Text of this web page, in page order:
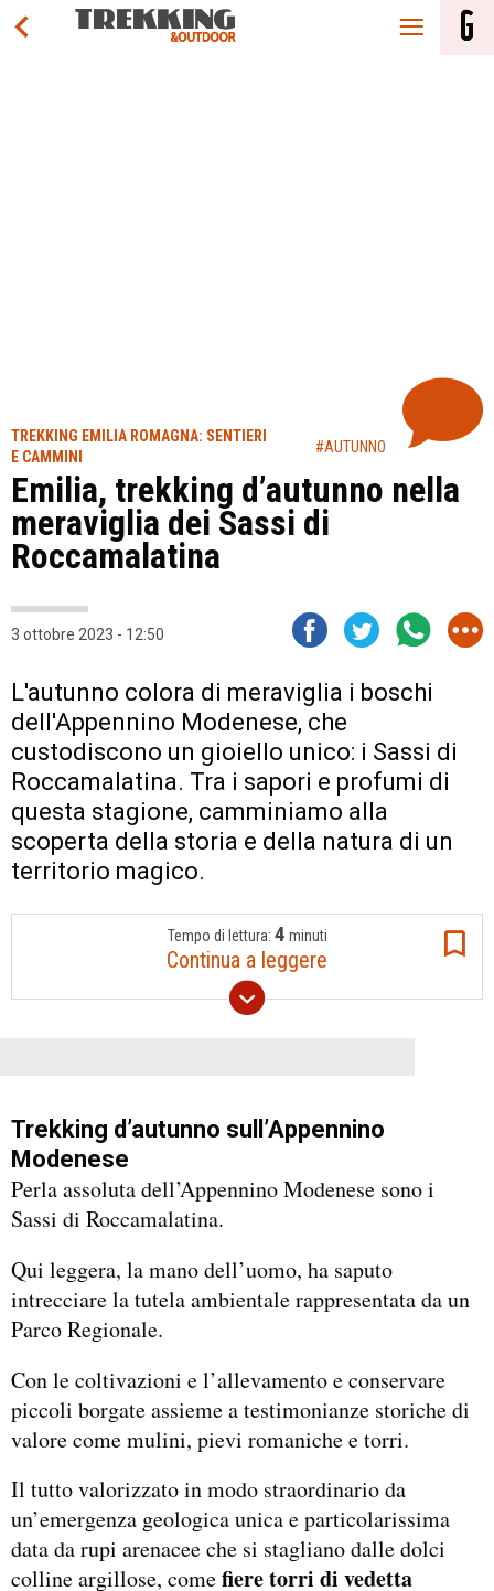
TREKKING EMILIA ROMAGNA: SENTIERI
E CAMMINI
#AUTUNNO
Emilia, trekking d’autunno nella
meraviglia dei Sassi di
Roccamalatina
3 ottobre 2023 - 12:50
L'autunno colora di meraviglia i boschi
dell'Appennino Modenese, che
custodiscono un gioiello unico: i Sassi di
Roccamalatina. Tra i sapori e profumi di
questa stagione, camminiamo alla
scoperta della storia e della natura di un
territorio magico.
Tempo di lettura: 4 minuti
Continua a leggere
Trekking d’autunno sull’Appennino
Modenese
Perla assoluta dell’Appennino Modenese sono i
Sassi di Roccamalatina.
Qui leggera, la mano dell’uomo, ha saputo
intrecciare la tutela ambientale rappresentata da un
Parco Regionale.
Con le coltivazioni e l’allevamento e conservare
piccoli borgate assieme a testimonianze storiche di
valore come mulini, pievi romaniche e torri.
Il tutto valorizzato in modo straordinario da
un’emergenza geologica unica e particolarissima
data da rupi arenacee che si stagliano dalle dolci
colline argillose, comefiere torri di vedetta